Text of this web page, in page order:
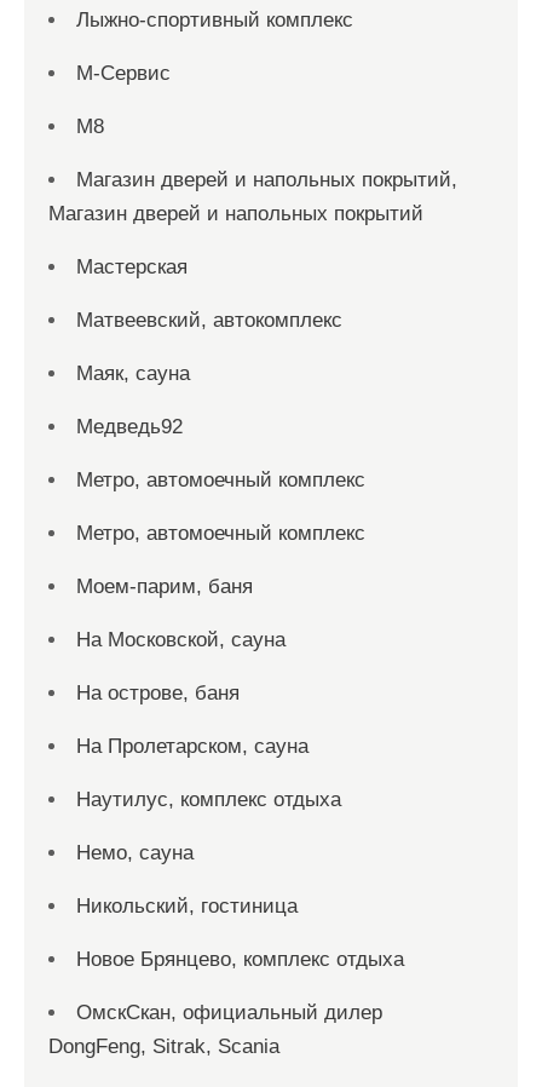
Лыжно-спортивный комплекс
М-Сервис
М8
Магазин дверей и напольных покрытий,
Магазин дверей и напольных покрытий
Мастерская
Матвеевский, автокомплекс
Маяк, сауна
Медведь92
Метро, автомоечный комплекс
Метро, автомоечный комплекс
Моем-парим, баня
На Московской, сауна
На острове, баня
На Пролетарском, сауна
Наутилус, комплекс отдыха
Немо, сауна
Никольский, гостиница
Новое Брянцево, комплекс отдыха
ОмскСкан, официальный дилер
DongFeng, Sitrak, Scania